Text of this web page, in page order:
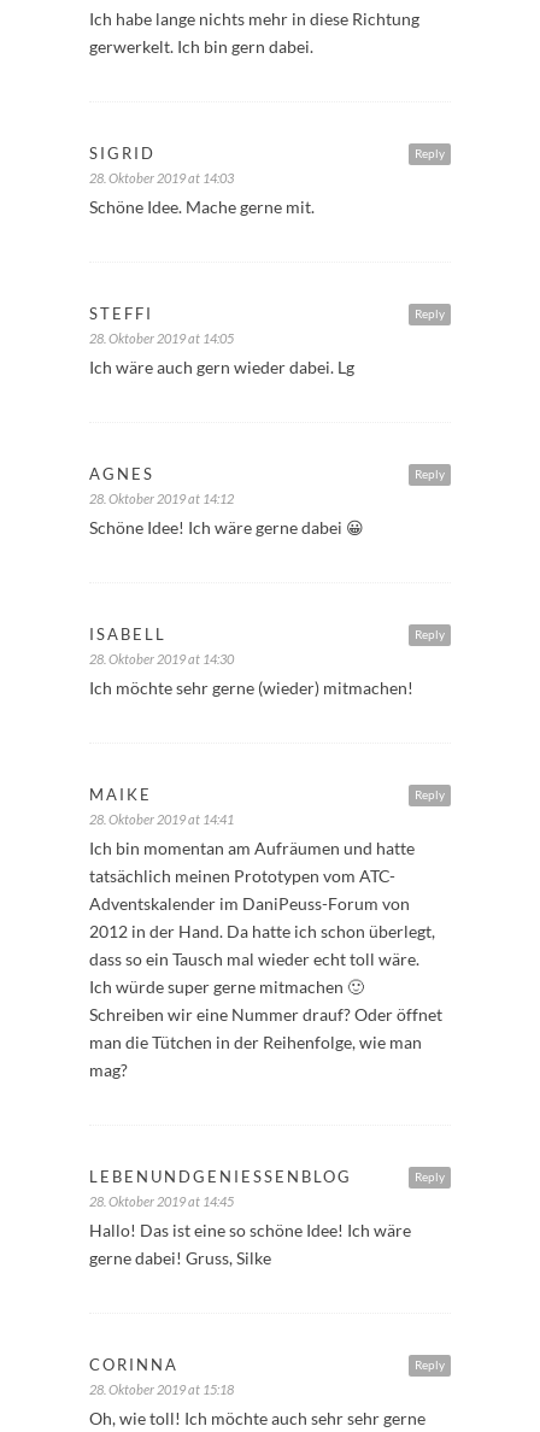
Ich habe lange nichts mehr in diese Richtung
gerwerkelt. Ich bin gern dabei.
Reply
SIGRID
28. Oktober 2019 at 14:03
Schöne Idee. Mache gerne mit.
Reply
STEFFI
28. Oktober 2019 at 14:05
Ich wäre auch gern wieder dabei. Lg
Reply
AGNES
28. Oktober 2019 at 14:12
Schöne Idee! Ich wäre gerne dabei 😀
Reply
ISABELL
28. Oktober 2019 at 14:30
Ich möchte sehr gerne (wieder) mitmachen!
Reply
MAIKE
28. Oktober 2019 at 14:41
Ich bin momentan am Aufräumen und hatte
tatsächlich meinen Prototypen vom ATC-
Adventskalender im DaniPeuss-Forum von
2012 in der Hand. Da hatte ich schon überlegt,
dass so ein Tausch mal wieder echt toll wäre.
Ich würde super gerne mitmachen 🙂
Schreiben wir eine Nummer drauf? Oder öffnet
man die Tütchen in der Reihenfolge, wie man
mag?
Reply
LEBENUNDGENIESSENBLOG
28. Oktober 2019 at 14:45
Hallo! Das ist eine so schöne Idee! Ich wäre
gerne dabei! Gruss, Silke
Reply
CORINNA
28. Oktober 2019 at 15:18
Oh, wie toll! Ich möchte auch sehr sehr gerne